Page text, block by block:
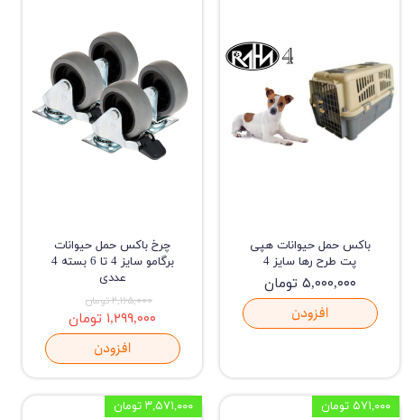
باکس حمل حیوانات هپی
پت طرح رها سایز 4
۵,۰۰۰,۰۰۰ تومان
افزودن
چرخ باکس حمل حیوانات
برگامو سایز 4 تا 6 بسته 4
عددی
۲,۱۶۵,۰۰۰ تومان
۱,۲۹۹,۰۰۰ تومان
افزودن
۵۷۱,۰۰۰ تومان ۳,۵۷۱,۰۰۰ تومان